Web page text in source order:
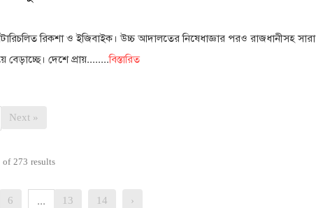
রিকশা ও ইজিবাইক। উচ্চ আদালতের নিষেধাজ্ঞার পরও রাজধানীসহ সারা
বেড়াচ্ছে। দেশে প্রায়........বিস্তারিত
Next »
of273 results
6 ... 13 14 ›